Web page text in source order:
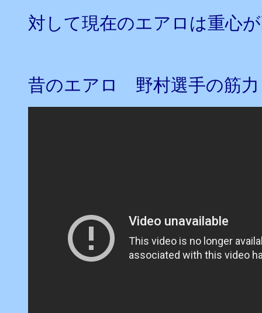
対して現在のエアロは重心
昔のエアロ 野村選手の筋力